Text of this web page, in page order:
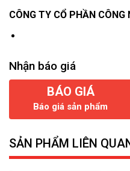
CÔNG TY CỔ PHẦN CÔNG
Nhận báo giá
BÁO GIÁ
Báo giá sản phẩm
SẢN PHẨM LIÊN